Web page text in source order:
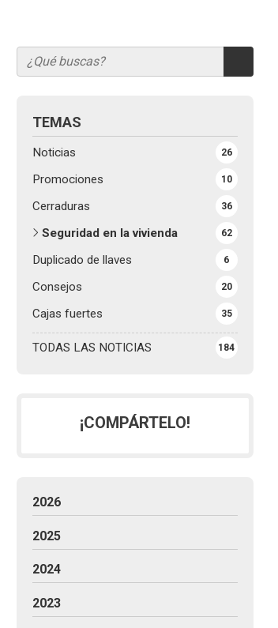
TEMAS
TODAS LAS NOTICIAS 184
Noticias 26
Promociones 10
Cerraduras 36
Seguridad en la vivienda 62
Duplicado de llaves 6
Consejos 20
Cajas fuertes 35
¡COMPÁRTELO!
2026
2025
2024
2023